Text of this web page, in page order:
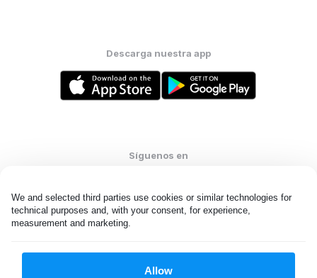
We and selected third parties use cookies or similar technologies for
technical purposes and, with your consent, for experience,
measurement and marketing.
Allow
Descarga nuestra app
Síguenos en